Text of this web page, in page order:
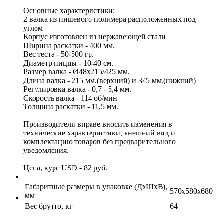
Основные характеристики:
2 валка из пищевого полимера расположенных под
углом
Корпус изготовлен из нержавеющей стали
Ширина раскатки - 400 мм.
Вес теста - 50-500 гр.
Диаметр пиццы - 10-40 см.
Размер валка - Ø48х215/425 мм.
Длина валка - 215 мм.(верхний) и 345 мм.(нижний)
Регулировка валка - 0,7 - 5,4 мм.
Скорость валка - 114 об/мин
Толщина раскатки - 11,5 мм.
Производители вправе вносить изменения в
технические характеристики, внешний вид и
комплектацию товаров без предварительного
уведомления.
Цена, курс USD - 82 руб.
Габаритные размеры в упаковке (ДхШхВ),
мм
570x580x680
Вес брутто, кг
64